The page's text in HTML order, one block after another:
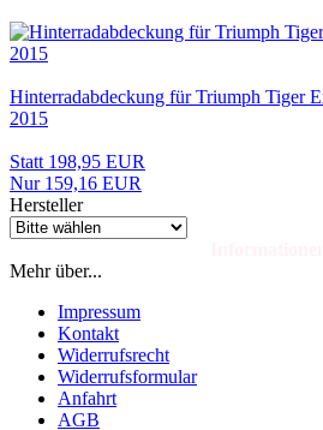
Hinterradabdeckung für Triumph Tiger
2015
Statt 198,95 EUR
Nur 159,16 EUR
Hersteller
Mehr über...
Impressum
Kontakt
Widerrufsrecht
Widerrufsformular
Anfahrt
AGB